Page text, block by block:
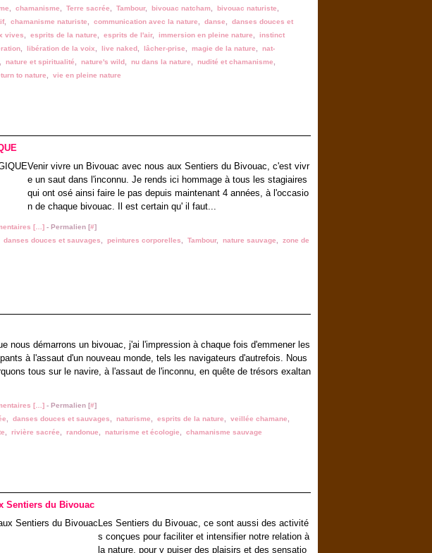
chamanisme Terre sacrée Tambour, bivouac natcham bivouac naturiste
, chamanisme naturiste communication avec la nature danse
danses douces et
vives esprits de la nature esprits de l'air, immersion en pleine nature
instinct
libération de la voix live naked lâcher-prise magie de la nature
nat-
nature et spiritualité nature's wild nu dans la nature nudité et chamanisme
to nature vie en pleine nature
Venir vivre un Bivouac avec nous aux Sentiers du Bivouac, c'est vivr
e un saut dans l'inconnu. Je rends ici hommage à tous les stagiaires
qui ont osé ainsi faire le pas depuis maintenant 4 années, à l'occasio
n de chaque bivouac. Il est certain qu' il faut...
[ ] - Permalien [#]
danses douces et sauvages peintures corporelles Tambour, nature sauvage
zone de
nous démarrons un bivouac, j'ai l'impression à chaque fois d'emmener les
à l'assaut d'un nouveau monde, tels les navigateurs d'autrefois. Nous
tous sur le navire, à l'assaut de l'inconnu, en quête de trésors exaltan
[ ] - Permalien [#]
danses douces et sauvages naturisme esprits de la nature veillée chamane
rivière sacrée randonue naturisme et écologie chamanisme sauvage
Sentiers du Bivouac
Les Sentiers du Bivouac, ce sont aussi des activité
s conçues pour faciliter et intensifier notre relation à
la nature, pour y puiser des plaisirs et des sensatio